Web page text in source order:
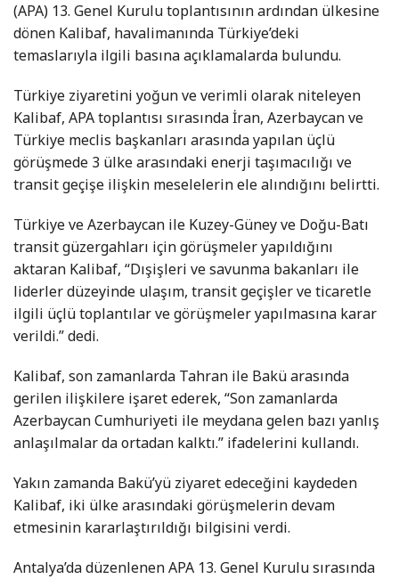
(APA) 13. Genel Kurulu toplantısının ardından ülkesine
dönen Kalibaf, havalimanında Türkiye’deki
temaslarıyla ilgili basına açıklamalarda bulundu.
Türkiye ziyaretini yoğun ve verimli olarak niteleyen
Kalibaf, APA toplantısı sırasında İran, Azerbaycan ve
Türkiye meclis başkanları arasında yapılan üçlü
görüşmede 3 ülke arasındaki enerji taşımacılığı ve
transit geçişe ilişkin meselelerin ele alındığını belirtti.
Türkiye ve Azerbaycan ile Kuzey-Güney ve Doğu-Batı
transit güzergahları için görüşmeler yapıldığını
aktaran Kalibaf, “Dışişleri ve savunma bakanları ile
liderler düzeyinde ulaşım, transit geçişler ve ticaretle
ilgili üçlü toplantılar ve görüşmeler yapılmasına karar
verildi.” dedi.
Kalibaf, son zamanlarda Tahran ile Bakü arasında
gerilen ilişkilere işaret ederek, “Son zamanlarda
Azerbaycan Cumhuriyeti ile meydana gelen bazı yanlış
anlaşılmalar da ortadan kalktı.” ifadelerini kullandı.
Yakın zamanda Bakü’yü ziyaret edeceğini kaydeden
Kalibaf, iki ülke arasındaki görüşmelerin devam
etmesinin kararlaştırıldığı bilgisini verdi.
Antalya’da düzenlenen APA 13. Genel Kurulu sırasında